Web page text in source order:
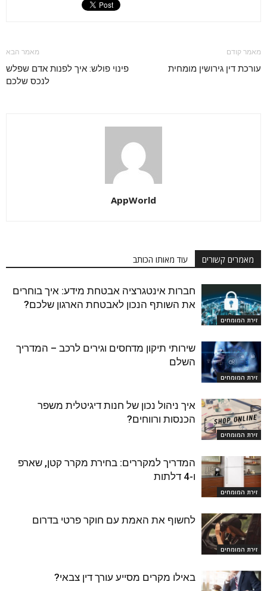
מאמר קודם
עורכת דין גירושין מומחית
מאמר הבא
פינוי פולש: איך לפנות אדם שפלש
לנכס שלכם
AppWorld
מאמרים קשורים עוד מאותו הכותב
זירת המומחים
חברות אינטגרציה אבטחת מידע: איך בוחרים
את השותף הנכון לאבטחת הארגון שלכם?
זירת המומחים
שירותי תיקון מדחסים וגירים לרכב – המדריך
השלם
זירת המומחים
איך ניהול נכון של חנות דיגיטלית משפר
הכנסות ורווחים?
זירת המומחים
המדריך למקררים: בחירת מקרר קטן, שארפ
ו-4 דלתות
זירת המומחים
לחשוף את האמת עם חוקר פרטי בדרום
באילו מקרים מסייע עורך דין צבאי?